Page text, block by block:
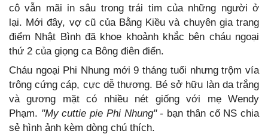
cô vẫn mãi in sâu trong trái tim của những người ở
lại. Mới đây, vợ cũ của Bằng Kiều và chuyên gia trang
điểm Nhật Bình đã khoe khoảnh khắc bên cháu ngoại
thứ 2 của giọng ca Bông điên điển.
Cháu ngoại Phi Nhung mới 9 tháng tuổi nhưng trộm vía
trông cứng cáp, cực dễ thương. Bé sở hữu làn da trắng
và gương mặt có nhiều nét giống với mẹ Wendy
Phạm. "My cuttie pie Phi Nhung" - bạn thân cố NS chia
sẻ hình ảnh kèm dòng chú thích.